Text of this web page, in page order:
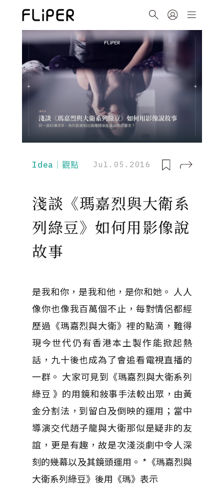
Idea｜觀點 Jul.05.2016
淺談《瑪嘉烈與大衛系
列綠豆》如何用影像說
故事
是我和你，是我和他，是你和她。 人人
像你也像我百萬個不止，每對情侶都經
歷過《瑪嘉烈與大衛》裡的點滴，難得
現今世代仍有香港本土製作能掀起熱
話，九十後也成為了會追看電視直播的
一群。 大家可見到《瑪嘉烈與大衛系列
綠豆 》的用鏡和敍事手法較出眾，由黃
金分割法，到留白及倒映的運用；當中
導演交代趙子龍與大衛那似是疑非的友
誼，更是有趣，故是次淺淡劇中令人深
刻的幾幕以及其鏡頭運用。 *《瑪嘉烈與
大衛系列綠豆》後用《瑪》表示